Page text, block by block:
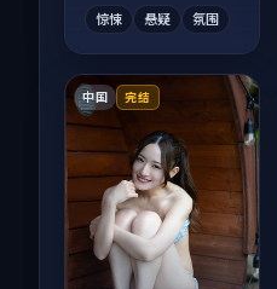
惊悚 悬疑 氛围
中国 完结